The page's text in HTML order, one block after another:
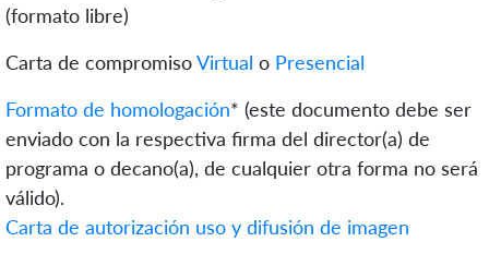
(formato libre)
Carta de compromisoVirtual o Presencial
Formato de homologación* (este documento debe ser
enviado con la respectiva firma del director(a) de
programa o decano(a), de cualquier otra forma no será
válido).
Carta de autorización uso y difusión de imagen